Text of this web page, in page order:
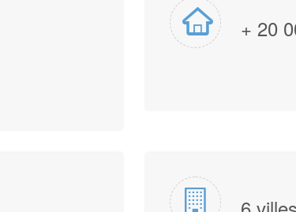
+ 20